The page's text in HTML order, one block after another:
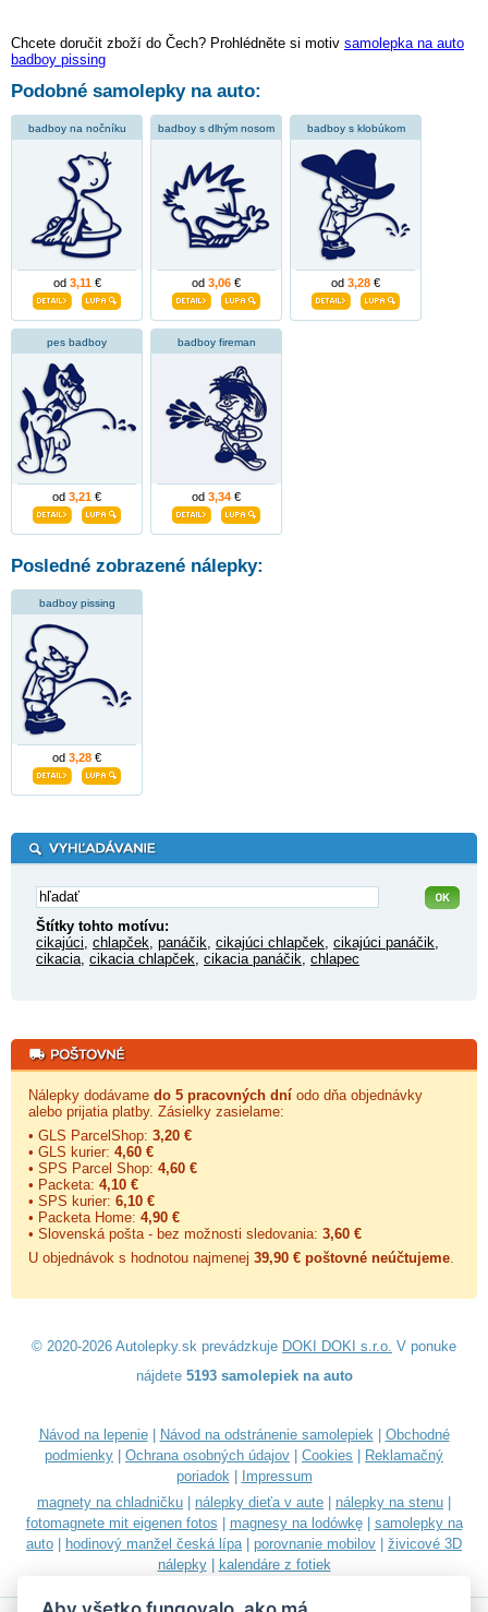
Chcete doručit zboží do Čech? Prohlédněte si motiv samolepka na auto
badboy pissing
Podobné samolepky na auto:
badboy na nočníku
od 3,11€
badboy s dlhým nosom
od 3,06 €
badboy s klobúkom
od 3,28 €
pes badboy
od 3,21 €
badboy fireman
od 3,34 €
Posledné zobrazené nálepky:
badboy pissing
od 3,28 €
Štítky tohto motívu:
cikajúci chlapček panáčik cikajúci chlapček cikajúci panáčik
cikacia cikacia chlapček cikacia panáčik chlapec
Nálepky dodávame do 5 pracovných dní odo dňa objednávky
alebo prijatia platby. Zásielky zasielame:
• GLS ParcelShop: 3,20 €
• GLS kurier: 4,60 €
• SPS Parcel Shop: 4,60 €
• Packeta: 4,10 €
• SPS kurier: 6,10 €
• Packeta Home: 4,90 €
• Slovenská pošta - bez možnosti sledovania: 3,60 €
U objednávok s hodnotou najmenej 39,90 € poštovné neúčtujeme
© 2020-2026 Autolepky.sk prevádzkuje DOKI DOKI s.r.o. V ponuke
nájdete 5193 samolepiek na auto
Návod na lepenie| Návod na odstránenie samolepiek| Obchodné
podmienky
Ochrana osobných údajov Cookies
Reklamačný
poriadok|
Impressum
magnety na chladničku
nálepky dieťa v aute nálepky na stenu
fotomagnete mit eigenen fotos
magnesy na lodówkę| samolepky na
auto
hodinový manžel česká lípa| porovnanie mobilov
živicové 3D
nálepky| kalendáre z fotiek